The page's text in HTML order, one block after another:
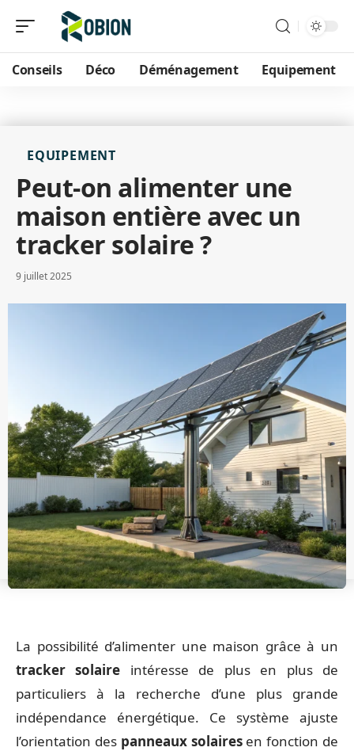
Conseils Déco Déménagement Equipement
EQUIPEMENT
Peut-on alimenter une
maison entière avec un
tracker solaire ?
9 juillet 2025
La possibilité d’alimenter une maison grâce à un
tracker solaire intéresse de plus en plus de
particuliers à la recherche d’une plus grande
indépendance énergétique. Ce système ajuste
l’orientation des panneaux solairesen fonction de